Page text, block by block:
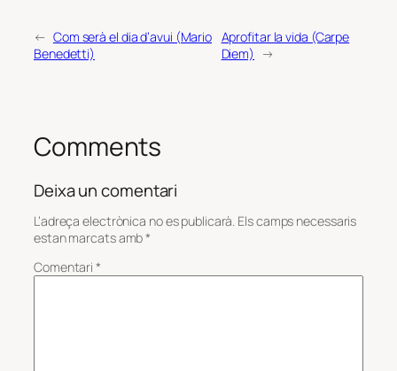
← Com serà el dia d’avui (Mario
Benedetti)
Aprofitar la vida (Carpe
Diem)
→
Comments
Deixa un comentari
L’adreça electrònica no es publicarà. Els camps necessaris
estan marcats amb*
Comentari*